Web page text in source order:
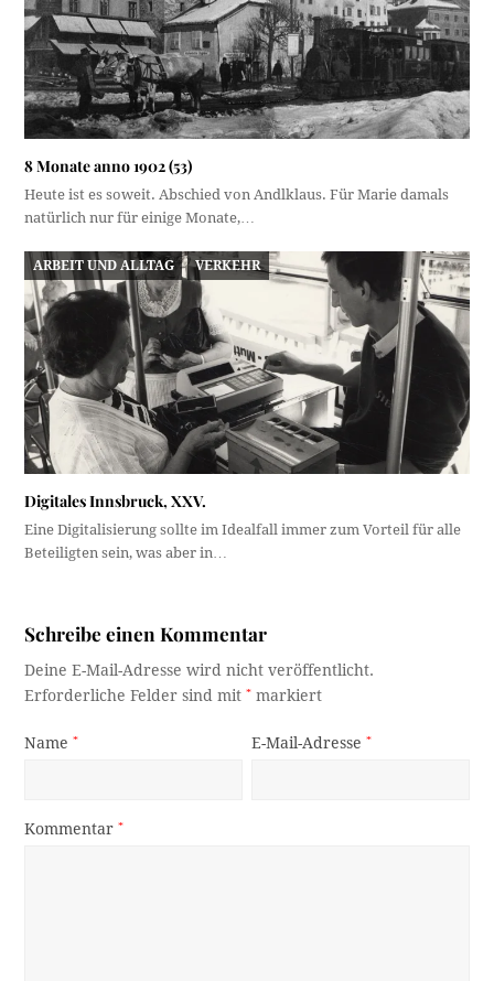
8 Monate anno 1902 (53)
Heute ist es soweit. Abschied von Andlklaus. Für Marie damals
natürlich nur für einige Monate,…
ARBEIT UND ALLTAG VERKEHR
Digitales Innsbruck, XXV.
Eine Digitalisierung sollte im Idealfall immer zum Vorteil für alle
Beteiligten sein, was aber in…
Schreibe einen Kommentar
Deine E-Mail-Adresse wird nicht veröffentlicht.
Erforderliche Felder sind mit* markiert
Name* E-Mail-Adresse*
Kommentar*